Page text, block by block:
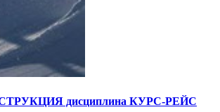
дисциплина КУРС-РЕЙС